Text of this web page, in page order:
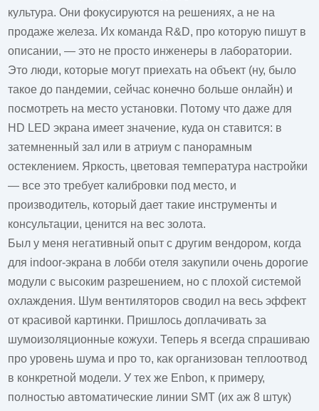
культура. Они фокусируются на решениях, а не на
продаже железа. Их команда R&D, про которую пишут в
описании, — это не просто инженеры в лаборатории.
Это люди, которые могут приехать на объект (ну, было
такое до пандемии, сейчас конечно больше онлайн) и
посмотреть на место установки. Потому что даже для
HD LED экрана имеет значение, куда он ставится: в
затемненный зал или в атриум с панорамным
остеклением. Яркость, цветовая температура настройки
— все это требует калибровки под место, и
производитель, который дает такие инструменты и
консультации, ценится на вес золота.
Был у меня негативный опыт с другим вендором, когда
для indoor-экрана в лобби отеля закупили очень дорогие
модули с высоким разрешением, но с плохой системой
охлаждения. Шум вентиляторов сводил на весь эффект
от красивой картинки. Пришлось доплачивать за
шумоизоляционные кожухи. Теперь я всегда спрашиваю
про уровень шума и про то, как организован теплоотвод
в конкретной модели. У тех же Enbon, к примеру,
полностью автоматические линии SMT (их аж 8 штук)